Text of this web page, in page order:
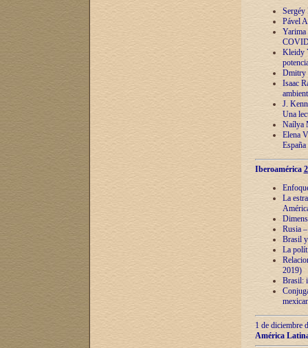
Sergéy
Pável
Yarima
Kleidy
Dmitry
Isaac
J.
Una
Naílya
Elena
España
Iberoamérica
La
Rusia
Brasil
La
2019)
Brasil:
1 de diciembre
América